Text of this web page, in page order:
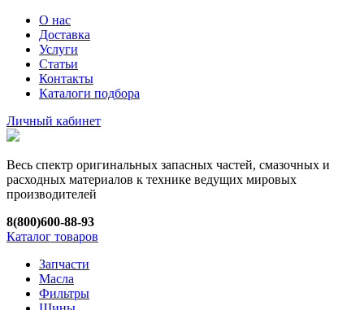
О нас
Доставка
Услуги
Статьи
Контакты
Каталоги подбора
Личный кабинет
Весь спектр оригинальных запасных частей, смазочных и
расходных материалов к технике ведущих мировых
производителей
8(800)600-88-93
Каталог товаров
Запчасти
Масла
Фильтры